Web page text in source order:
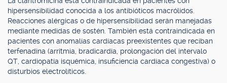
hipersensibilidad conocida a los antibióticos macrólidos.
Reacciones alérgicas o de hipersensibilidad serán manejadas
mediante medidas de sostén. También está contraindicada en
pacientes con anomalías cardíacas preexistentes que reciban
terfenadina (arritmia, bradicardia, prolongación del intervalo
QT, cardiopatía isquémica, insuficiencia cardíaca congestiva) o
disturbios electrolíticos.